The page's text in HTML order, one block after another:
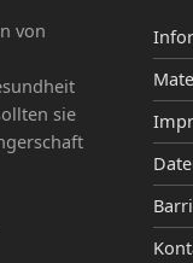
von
sie